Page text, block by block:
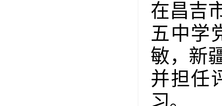
在昌吉
五中学
敏，新
并担任
习。